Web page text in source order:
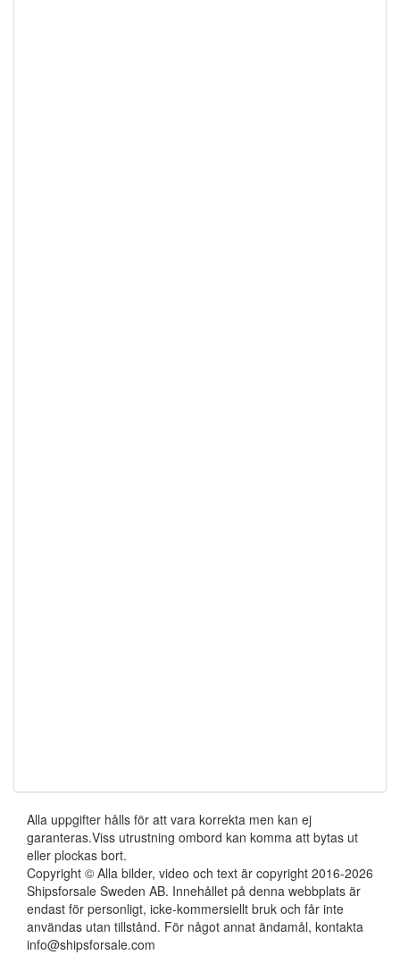
Alla uppgifter hålls för att vara korrekta men kan ej
garanteras.Viss utrustning ombord kan komma att bytas ut
eller plockas bort.
Copyright © Alla bilder, video och text är copyright 2016-2026
Shipsforsale Sweden AB. Innehållet på denna webbplats är
endast för personligt, icke-kommersiellt bruk och får inte
användas utan tillstånd. För något annat ändamål, kontakta
info@shipsforsale.com